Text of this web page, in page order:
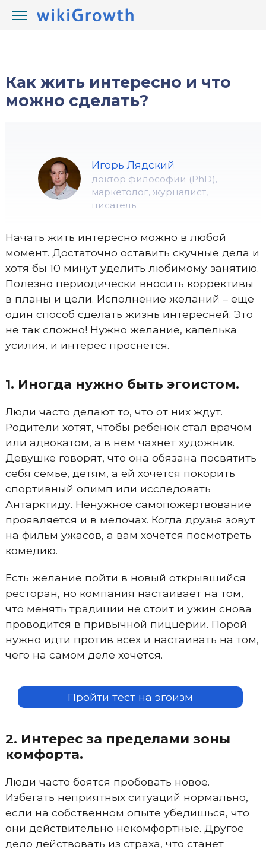
wikiGrowth.com / Жизнь / правильная жизнь
Как жить интересно и что
можно сделать?
Игорь Лядский
доктор философии (PhD),
маркетолог, журналист,
писатель
Начать жить интересно можно в любой
момент. Достаточно оставить скучные дела и
хотя бы 10 минут уделить любимому занятию.
Полезно периодически вносить коррективы
в планы и цели. Исполнение желаний – еще
один способ сделать жизнь интересней. Это
не так сложно! Нужно желание, капелька
усилия, и интерес проснется.
1. Иногда нужно быть эгоистом.
Люди часто делают то, что от них ждут.
Родители хотят, чтобы ребенок стал врачом
или адвокатом, а в нем чахнет художник.
Девушке говорят, что она обязана посвятить
себя семье, детям, а ей хочется покорить
спортивный олимп или исследовать
Антарктиду. Ненужное самопожертвование
проявляется и в мелочах. Когда друзья зовут
на фильм ужасов, а вам хочется посмотреть
комедию.
Есть желание пойти в новый открывшийся
ресторан, но компания настаивает на том,
что менять традиции не стоит и ужин снова
проводится в привычной пиццерии. Порой
нужно идти против всех и настаивать на том,
чего на самом деле хочется.
Пройти тест на эгоизм
2. Интерес за пределами зоны
комфорта.
Люди часто боятся пробовать новое.
Избегать неприятных ситуаций нормально,
если на собственном опыте убедишься, что
они действительно некомфортные. Другое
дело действовать из страха, что станет